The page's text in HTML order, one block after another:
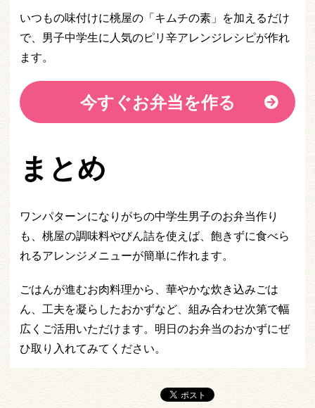
いつもの味付けに桃屋の「キムチの素」を加えるだけ
で、男子中学生に人気のピリ辛アレンジレシピが作れ
ます。
今すぐお弁当を作る
まとめ
ワンパターンになりがちの中学生男子のお弁当作り
も、桃屋の調味料やびん詰を使えば、飽きずに食べら
れるアレンジメニューが簡単に作れます。
ごはんが進むお肉料理から、華やかな炊き込みごは
ん、工夫を凝らしたおかずなど、組み合わせ次第で幅
広くご活用いただけます。明日のお弁当のおかずにぜ
ひ取り入れてみてください。